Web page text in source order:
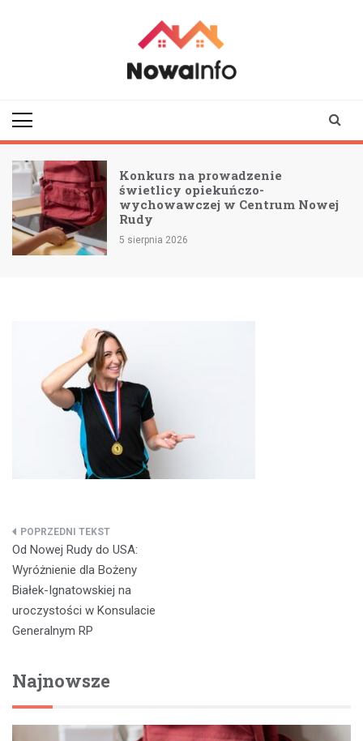
Konkurs na prowadzenie
świetlicy opiekuńczo-
wychowawczej w Centrum Nowej
Rudy
5 sierpnia 2026
Nawigacja
wpisu
Od Nowej Rudy do USA:
Wyróżnienie dla Bożeny
Białek-Ignatowskiej na
uroczystości w Konsulacie
Generalnym RP
Najnowsze